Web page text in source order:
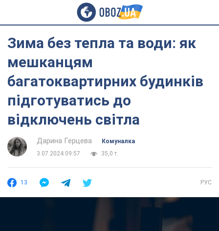
Зима без тепла та води: як
мешканцям
багатоквартирних будинків
підготуватись до
відключень світла
Дарина Герцева
Комуналка
3.07.2024 09:57
35,0 т.
13 РУС